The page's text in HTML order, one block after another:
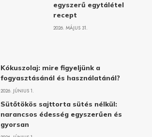
egyszerű egytálétel
recept
2026. MÁJUS 31.
Kókuszolaj: mire figyeljünk a
fogyasztásánál és használatánál?
2026. JÚNIUS 1.
Sütőtökös sajttorta sütés nélkül:
narancsos édesség egyszerűen és
gyorsan